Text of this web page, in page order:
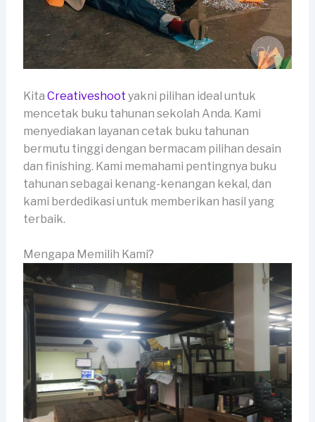
Kita Creativeshoot yakni pilihan ideal untuk
mencetak buku tahunan sekolah Anda. Kami
menyediakan layanan cetak buku tahunan
bermutu tinggi dengan bermacam pilihan desain
dan finishing. Kami memahami pentingnya buku
tahunan sebagai kenang-kenangan kekal, dan
kami berdedikasi untuk memberikan hasil yang
terbaik.
Mengapa Memilih Kami?